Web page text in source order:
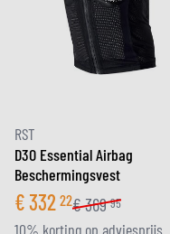
RST
D3O Essential Airbag
Beschermingsvest
€332 22€369 95
10% korting op adviesprijs